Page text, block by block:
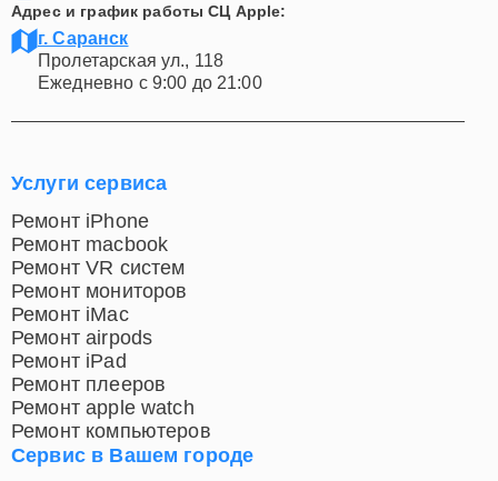
Адрес и график работы СЦ Apple:
г. Саранск
Пролетарская ул., 118
Ежедневно с 9:00 до 21:00
Сервис в Вашем городе
Услуги сервиса
Ремонт iPhone
Ремонт macbook
Ремонт VR систем
Ремонт мониторов
Ремонт iMac
Ремонт airpods
Ремонт iPad
Ремонт плееров
Ремонт apple watch
Ремонт компьютеров